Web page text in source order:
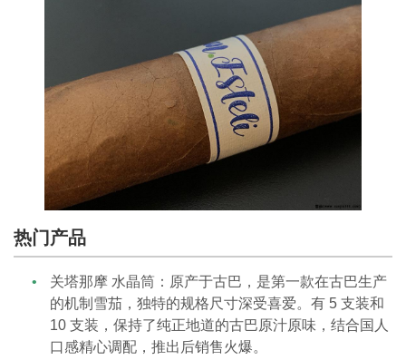
热门产品
关塔那摩 水晶筒：原产于古巴，是第一款在古巴生产
的机制雪茄，独特的规格尺寸深受喜爱。有 5 支装和
10 支装，保持了纯正地道的古巴原汁原味，结合国人
口感精心调配，推出后销售火爆。